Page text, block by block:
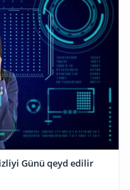
Günü qeyd edilir